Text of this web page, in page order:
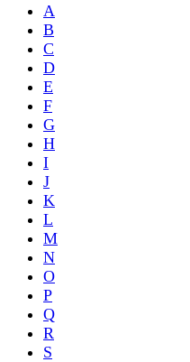
A
B
C
D
E
F
G
H
I
J
K
L
M
N
O
P
Q
R
S